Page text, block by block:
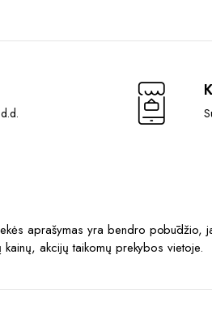
aprašymas yra bendro
akcijų taikomų prekybos vietoje.